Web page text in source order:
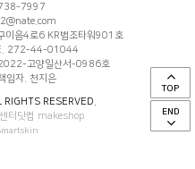
TOP
END
7997
이음4로6 KR법조타워901호
272-44-01044
고양일산서-0986호
임자. 천지은
RIGHTS RESERVED.
터닷컴 makeshop